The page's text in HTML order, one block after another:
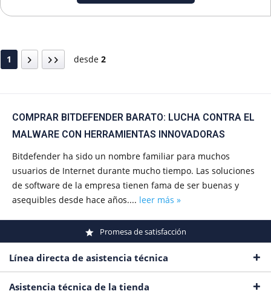
1 desde 2
COMPRAR BITDEFENDER BARATO: LUCHA CONTRA EL
MALWARE CON HERRAMIENTAS INNOVADORAS
Bitdefender ha sido un nombre familiar para muchos
usuarios de Internet durante mucho tiempo. Las soluciones
de software de la empresa tienen fama de ser buenas y
asequibles desde hace años.... leer más »
Promesa de satisfacción
Línea directa de asistencia técnica
Asistencia técnica de la tienda